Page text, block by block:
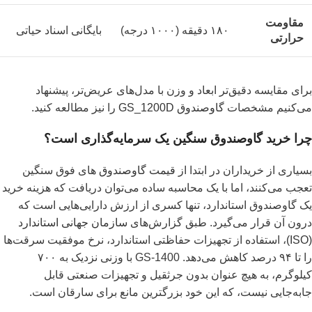
مقاومت
حرارتی
۱۸۰ دقیقه (۱۰۰۰ درجه) بایگانی اسناد حیاتی
برای مقایسه دقیق‌تر ابعاد و وزن با مدل‌های عریض‌تر، پیشنهاد
می‌کنیم مشخصات گاوصندوق GS_1200D را نیز مطالعه کنید.
چرا خرید گاوصندوق سنگین یک سرمایه‌گذاری است؟
بسیاری از خریداران در ابتدا از قیمت گاوصندوق های فوق سنگین
تعجب می‌کنند، اما با یک محاسبه ساده می‌توان دریافت که هزینه خرید
یک گاوصندوق استاندارد، تنها کسری از ارزش دارایی‌هایی است که
درون آن قرار می‌گیرد. طبق گزارش‌های سازمان جهانی استاندارد
(ISO)
، استفاده از تجهیزات حفاظتی استاندارد، نرخ موفقیت سرقت‌ها
را تا ۹۴ درصد کاهش می‌دهد. GS-1400 با وزنی نزدیک به ۷۰۰
کیلوگرم، به هیچ عنوان بدون جرثقیل و تجهیزات صنعتی قابل
جابه‌جایی نیست، که این خود بزرگترین مانع برای سارقان است.